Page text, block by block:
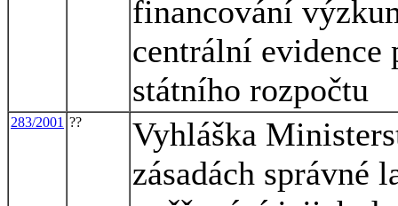
financování
centrální evidence
státního rozpočtu
283/2001 ??
Vyhláška
zásadách správné